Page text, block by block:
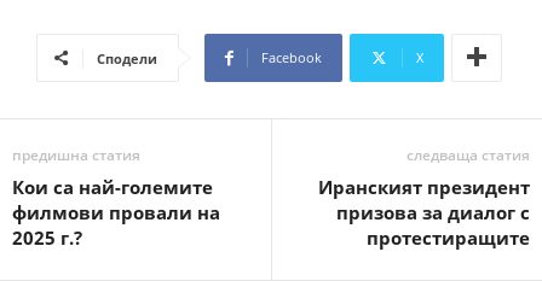
Сподели Facebook X
предишна статия
Кои са най-големите
филмови провали на
2025 г.?
следваща статия
Иранският президент
призова за диалог с
протестиращите